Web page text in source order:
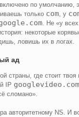
по умолчанию,
только com, у
. Не «у всех
некоторые
ловишь их в логах.
ад
страны, где стоит
IP googlevideo.com
сломано».
авторитетному NS. И